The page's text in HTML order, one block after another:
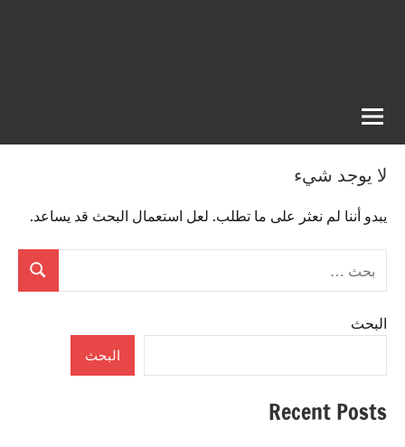
لا يوجد شيء
يبدو أننا لم نعثر على ما تطلب. لعل استعمال البحث قد يساعد.
بحث
البحث
البحث
Recent Posts